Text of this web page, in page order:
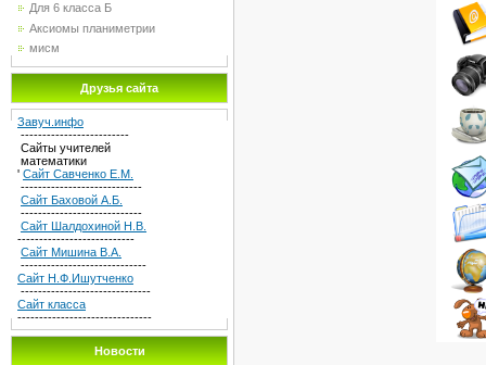
Для 6 класса Б
Аксиомы планиметрии
мисм
Друзья сайта
Завуч.инфо
-------------------------
Сайты учителей
математики
' Сайт Савченко Е.М.
----------------------------
Сайт Баховой А.Б.
----------------------------
Сайт Шалдохиной Н.В.
---------------------------
Сайт Мишина В.А.
-----------------------------
Сайт Н.Ф.Ишутченко
------------------------------
Сайт класса
-------------------------------
Новости